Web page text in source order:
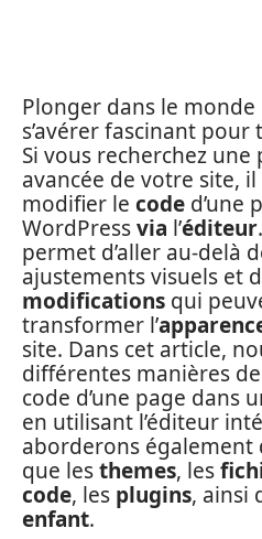
Plonger dans le monde
s’avérer fascinant
Si vous recherchez
avancée de votre site,
modifier le code d’une
WordPressvia l’éditeur
permet d’aller au-delà
ajustements visuels et
modifications qui
transformer l’
site. Dans cet article,
différentes manières
code d’une page dans
en utilisant l’éditeur
aborderons également
que lesthemes, les
code, les plugins, ainsi
enfant.